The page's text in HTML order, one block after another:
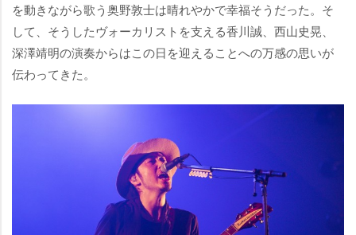
を動きながら歌う奥野敦士は晴れやかで幸福そうだった。そ
して、そうしたヴォーカリストを支える香川誠、西山史晃、
深澤靖明の演奏からはこの日を迎えることへの万感の思いが
伝わってきた。